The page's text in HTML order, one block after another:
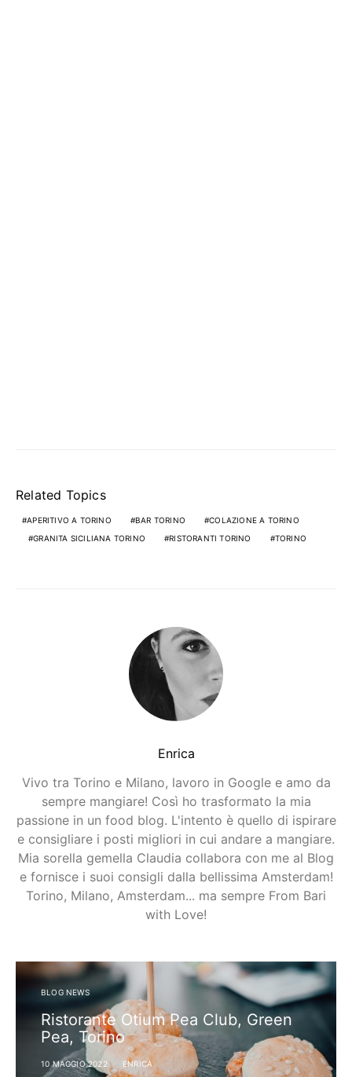
Related Topics
APERITIVO A TORINO BAR TORINO
COLAZIONE A TORINO
GRANITA SICILIANA TORINO
RISTORANTI TORINO TORINO
Enrica
Vivo tra Torino e Milano, lavoro in Google e amo da
sempre mangiare! Così ho trasformato la mia
passione in un food blog. L'intento è quello di ispirare
e consigliare i posti migliori in cui andare a mangiare.
Mia sorella gemella Claudia collabora con me al Blog
e fornisce i suoi consigli dalla bellissima Amsterdam!
Torino, Milano, Amsterdam... ma sempre From Bari
with Love!
BLOG NEWS
Ristorante Otium Pea Club, Green
Pea, Torino
10 MAGGIO 2022 ENRICA